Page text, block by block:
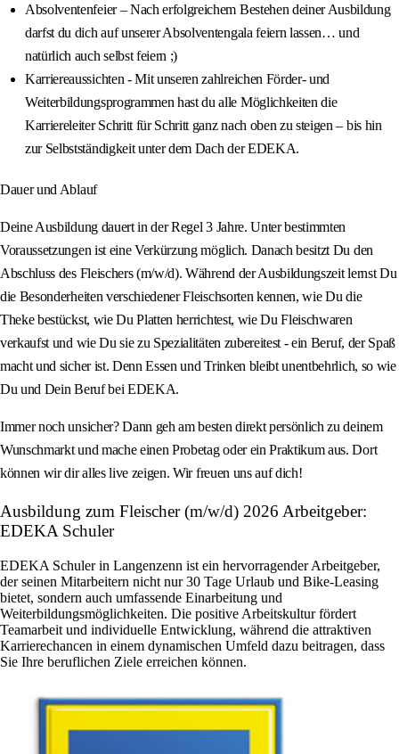
Absolventenfeier – Nach erfolgreichem Bestehen deiner Ausbildung
darfst du dich auf unserer Absolventengala feiern lassen… und
natürlich auch selbst feiern ;)
Karriereaussichten - Mit unseren zahlreichen Förder- und
Weiterbildungsprogrammen hast du alle Möglichkeiten die
Karriereleiter Schritt für Schritt ganz nach oben zu steigen – bis hin
zur Selbstständigkeit unter dem Dach der EDEKA.
Dauer und Ablauf
Deine Ausbildung dauert in der Regel 3 Jahre. Unter bestimmten
Voraussetzungen ist eine Verkürzung möglich. Danach besitzt Du den
Abschluss des Fleischers (m/w/d). Während der Ausbildungszeit lernst Du
die Besonderheiten verschiedener Fleischsorten kennen, wie Du die
Theke bestückst, wie Du Platten herrichtest, wie Du Fleischwaren
verkaufst und wie Du sie zu Spezialitäten zubereitest - ein Beruf, der Spaß
macht und sicher ist. Denn Essen und Trinken bleibt unentbehrlich, so wie
Du und Dein Beruf bei EDEKA.
Immer noch unsicher? Dann geh am besten direkt persönlich zu deinem
Wunschmarkt und mache einen Probetag oder ein Praktikum aus. Dort
können wir dir alles live zeigen. Wir freuen uns auf dich!
Ausbildung zum Fleischer (m/w/d) 2026 Arbeitgeber:
EDEKA Schuler
EDEKA Schuler in Langenzenn ist ein hervorragender Arbeitgeber,
der seinen Mitarbeitern nicht nur 30 Tage Urlaub und Bike-Leasing
bietet, sondern auch umfassende Einarbeitung und
Weiterbildungsmöglichkeiten. Die positive Arbeitskultur fördert
Teamarbeit und individuelle Entwicklung, während die attraktiven
Karrierechancen in einem dynamischen Umfeld dazu beitragen, dass
Sie Ihre beruflichen Ziele erreichen können.